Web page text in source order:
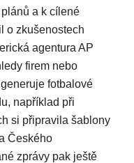
a k cílené
o zkušenostech
agentura AP
firem nebo
fotbalové
například při
si připravila šablony
Českého
zprávy pak ještě